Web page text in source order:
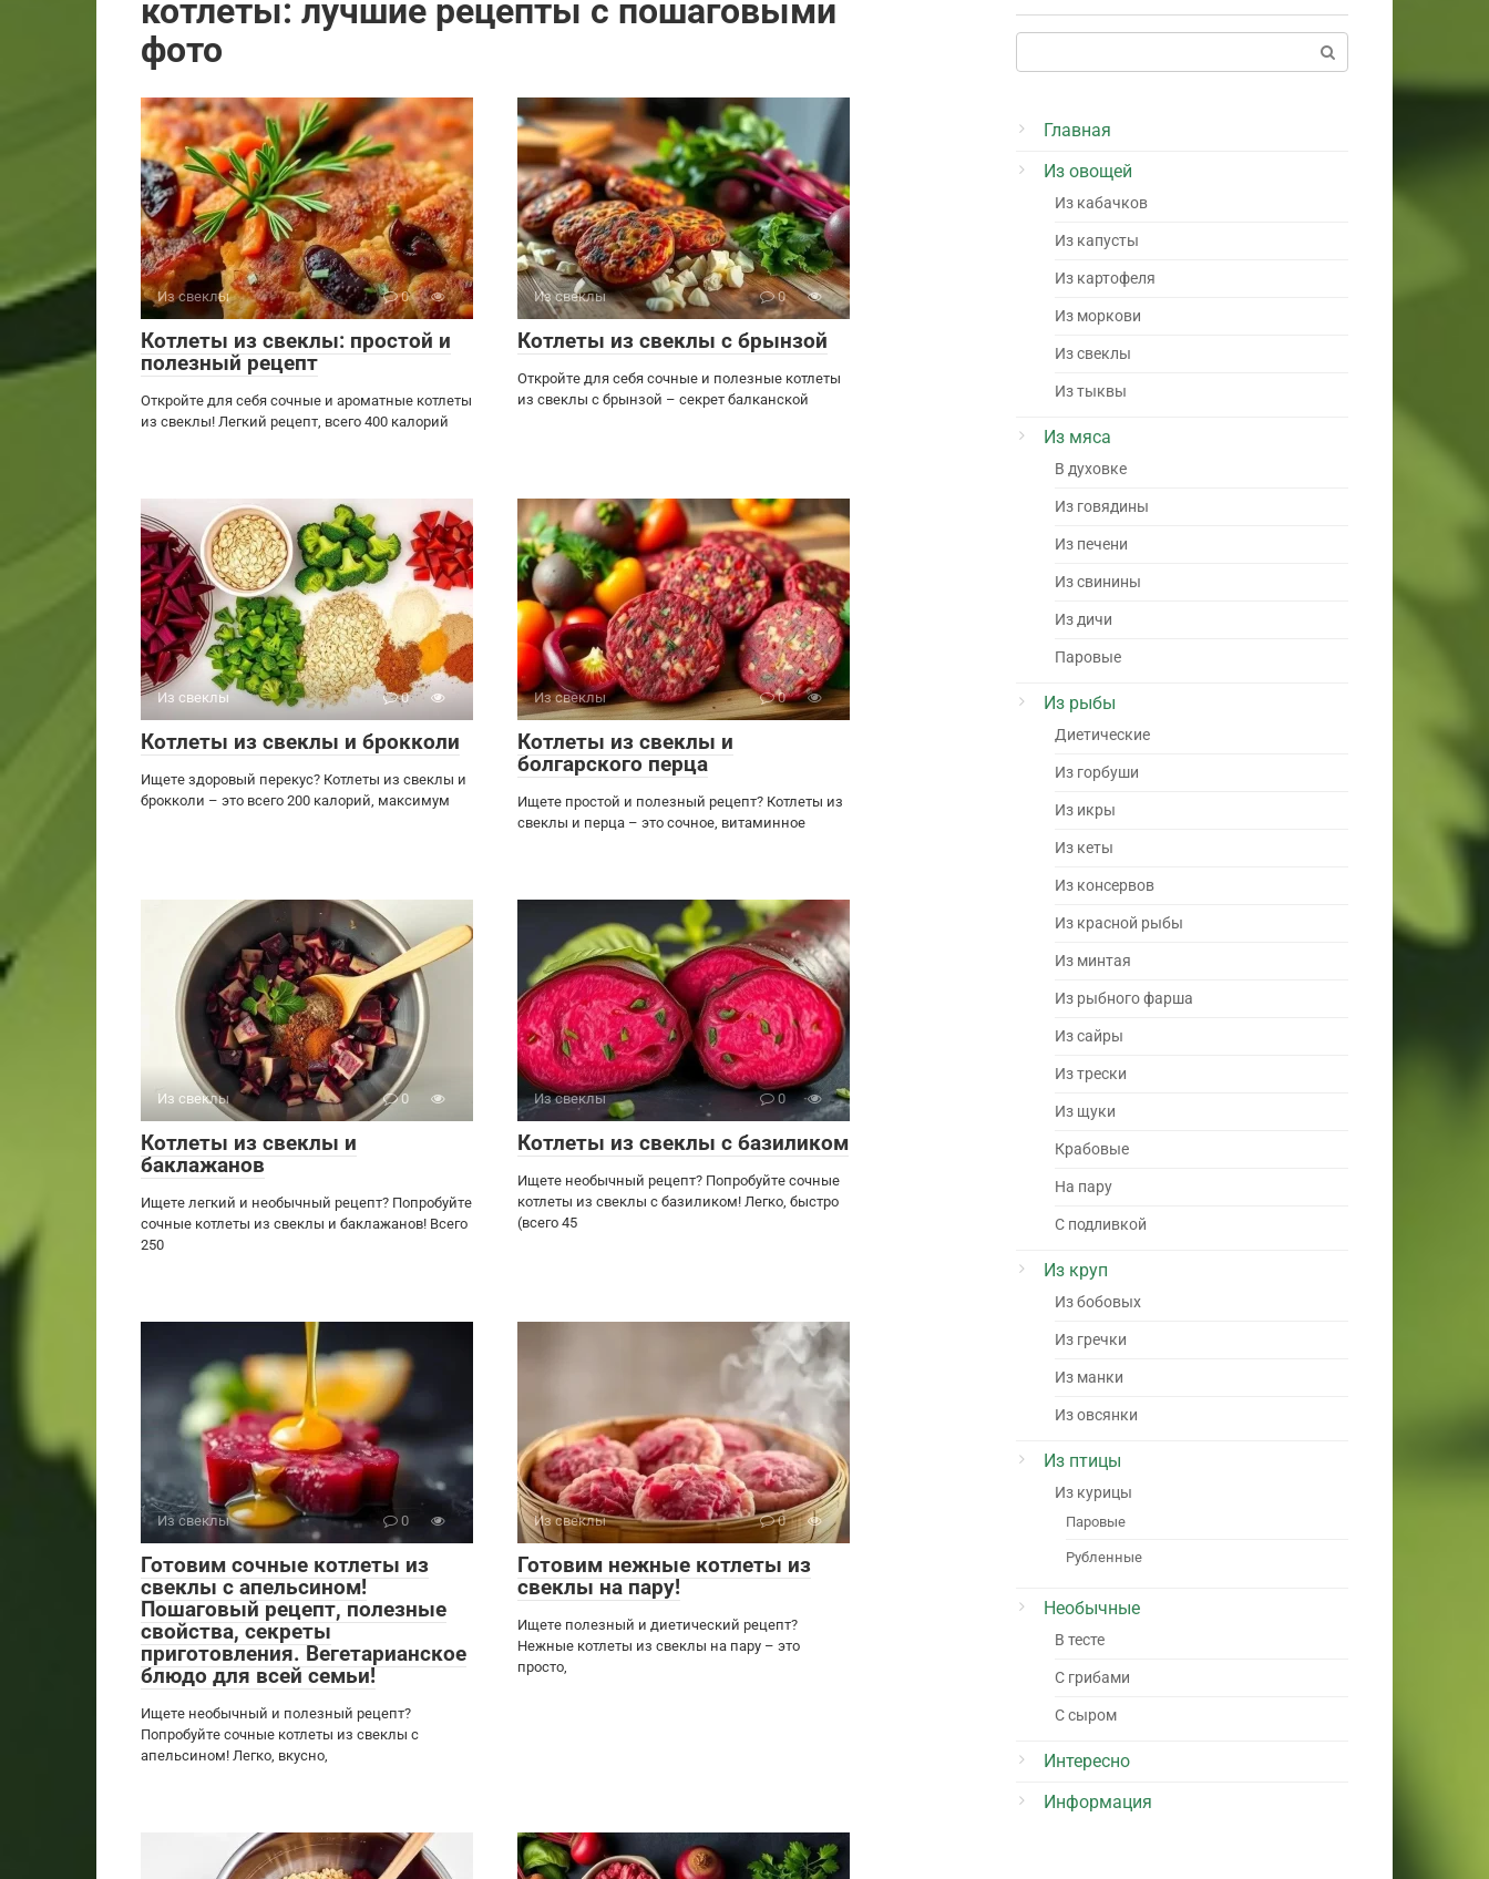
котлеты: лучшие рецепты с пошаговыми
фото
Из свеклы 0
Котлеты из свеклы: простой и
полезный рецепт
Откройте для себя сочные и ароматные котлеты
из свеклы! Легкий рецепт, всего 400 калорий
Из свеклы 0
Котлеты из свеклы с брынзой
Откройте для себя сочные и полезные котлеты
из свеклы с брынзой – секрет балканской
Из свеклы 0
Котлеты из свеклы и брокколи
Ищете здоровый перекус? Котлеты из свеклы и
брокколи – это всего 200 калорий, максимум
Из свеклы 0
Котлеты из свеклы и
болгарского перца
Ищете простой и полезный рецепт? Котлеты из
свеклы и перца – это сочное, витаминное
Из свеклы 0
Котлеты из свеклы и
баклажанов
Ищете легкий и необычный рецепт? Попробуйте
сочные котлеты из свеклы и баклажанов! Всего
250
Из свеклы 0
Котлеты из свеклы с базиликом
Ищете необычный рецепт? Попробуйте сочные
котлеты из свеклы с базиликом! Легко, быстро
(всего 45
Из свеклы 0
Готовим сочные котлеты из
свеклы с апельсином!
Пошаговый рецепт, полезные
свойства, секреты
приготовления. Вегетарианское
блюдо для всей семьи!
Ищете необычный и полезный рецепт?
Попробуйте сочные котлеты из свеклы с
апельсином! Легко, вкусно,
Из свеклы 0
Готовим нежные котлеты из
свеклы на пару!
Ищете полезный и диетический рецепт?
Нежные котлеты из свеклы на пару – это
просто,
Главная
Из овощей
Из кабачков
Из капусты
Из картофеля
Из моркови
Из свеклы
Из тыквы
Из мяса
В духовке
Из говядины
Из печени
Из свинины
Из дичи
Паровые
Из рыбы
Диетические
Из горбуши
Из икры
Из кеты
Из консервов
Из красной рыбы
Из минтая
Из рыбного фарша
Из сайры
Из трески
Из щуки
Крабовые
На пару
С подливкой
Из круп
Из бобовых
Из гречки
Из манки
Из овсянки
Из птицы
Из курицы
Паровые
Рубленные
Необычные
В тесте
С грибами
С сыром
Интересно
Информация